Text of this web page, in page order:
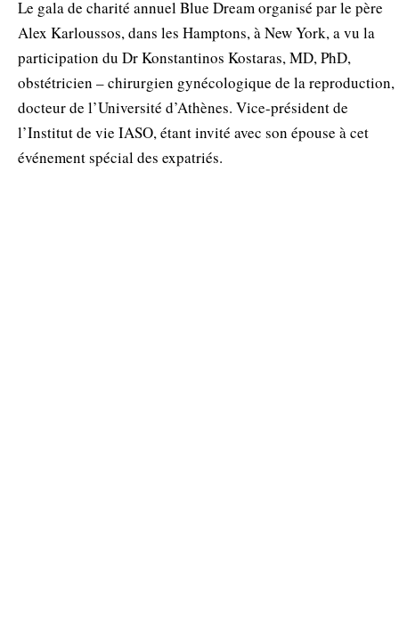
Le gala de charité annuel Blue Dream organisé par le père
Alex Karloussos, dans les Hamptons, à New York, a vu la
participation du Dr Konstantinos Kostaras, MD, PhD,
obstétricien – chirurgien gynécologique de la reproduction,
docteur de l’Université d’Athènes. Vice-président de
l’Institut de vie IASO, étant invité avec son épouse à cet
événement spécial des expatriés.